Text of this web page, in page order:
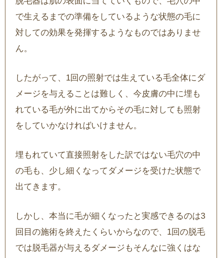
で生えるまでの準備をしているような状態の毛に
対しての効果を発揮するようなものではありませ
ん。
したがって、1回の照射では生えている毛全体にダ
メージを与えることは難しく、今皮膚の中に埋も
れている毛が外に出てからその毛に対しても照射
をしていかなければいけません。
埋もれていて直接照射をした訳ではない毛穴の中
の毛も、少し細くなってダメージを受けた状態で
出てきます。
しかし、本当に毛が細くなったと実感できるのは3
回目の施術を終えたくらいからなので、1回の脱毛
では脱毛器が与えるダメージもそんなに強くはな